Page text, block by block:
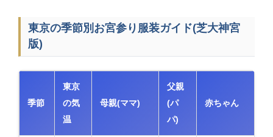
東京の季節別お宮参り服装ガイド(芝大神宮
版)
季節
東京
の気
温
母親(ママ)
父親
(パ
パ)
赤ちゃん